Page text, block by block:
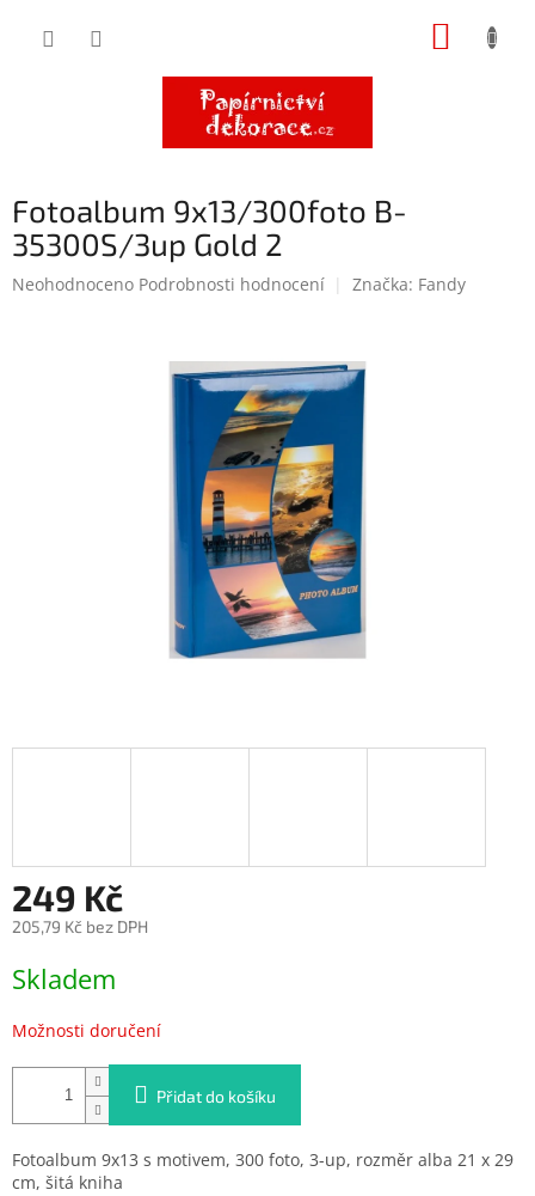
Fotoalbum 9x13/300foto B-
35300S/3up Gold 2
Průměrné
Neohodnoceno Podrobnosti hodnocení Značka: Fandy
249 Kč
205,79 Kč bez DPH
cena:
Skladem
Možnosti doručení
Přidat do košíku
Fotoalbum 9x13 s motivem, 300 foto, 3-up, rozměr alba 21 x 29
cm, šitá kniha